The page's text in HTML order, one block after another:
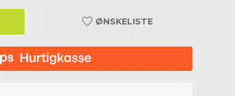
ØNSKELISTE